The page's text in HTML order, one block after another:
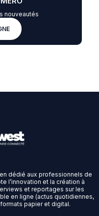
nouveautés
dédié aux professionnels de
l’innovation et la création à
et reportages sur les
en ligne (actus quotidiennes,
papier et digital.